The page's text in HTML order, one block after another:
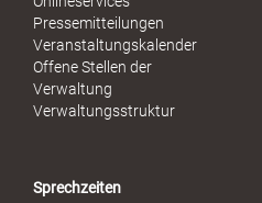
Pressemitteilungen
Veranstaltungskalender
Offene Stellen der
Verwaltung
Verwaltungsstruktur
Sprechzeiten